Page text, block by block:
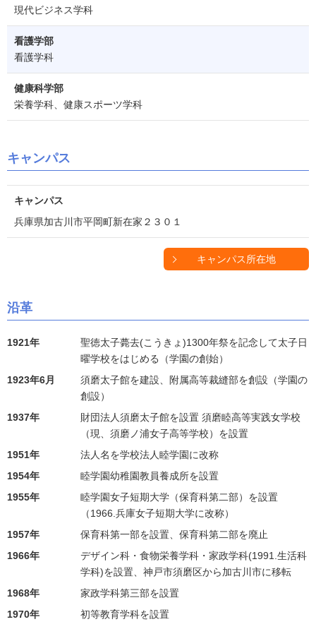
現代ビジネス学科
看護学部
看護学科
健康科学部
栄養学科、健康スポーツ学科
キャンパス
キャンパス
兵庫県加古川市平岡町新在家２３０１
キャンパス所在地
沿革
1921年
聖徳太子薨去(こうきょ)1300年祭を記念して太子日
曜学校をはじめる（学園の創始）
1923年6月
須磨太子館を建設、附属高等裁縫部を創設（学園の
創設）
1937年
財団法人須磨太子館を設置 須磨睦高等実践女学校
（現、須磨ノ浦女子高等学校）を設置
1951年
法人名を学校法人睦学園に改称
1954年
睦学園幼稚園教員養成所を設置
1955年
睦学園女子短期大学（保育科第二部）を設置
（1966.兵庫女子短期大学に改称）
1957年
保育科第一部を設置、保育科第二部を廃止
1966年
デザイン科・食物栄養学科・家政学科(1991.生活科
学科)を設置、神戸市須磨区から加古川市に移転
1968年
家政学科第三部を設置
1970年
初等教育学科を設置